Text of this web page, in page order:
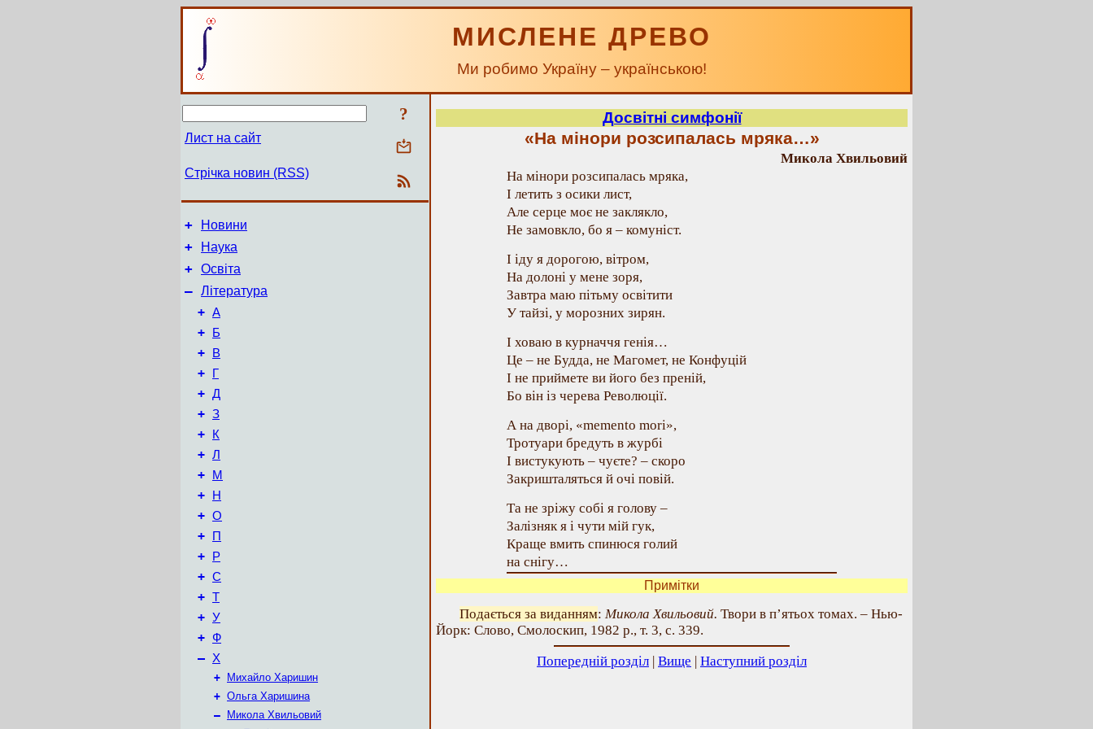
МИСЛЕНЕ ДРЕВО
Ми робимо Україну – українською!
?
Лист на сайт
Стрічка новин (RSS)
+ Новини
+ Наука
+ Освіта
– Література
+ А
+ Б
+ В
+ Г
+ Д
+ З
+ К
+ Л
+ М
+ Н
+ О
+ П
+ Р
+ С
+ Т
+ У
+ Ф
– Х
+
Михайло Харишин
+ Ольга Харишина
–
Микола Хвильовий
Досвітні симфонії
«На мінори розсипалась мряка…»
Микола Хвильовий
На мінори розсипалась мряка,
І летить з осики лист,
Але серце моє не заклякло,
Не замовкло, бо я – комуніст.
І іду я дорогою, вітром,
На долоні у мене зоря,
Завтра маю пітьму освітити
У тайзі, у морозних зирян.
І ховаю в курначчя генія…
Це – не Будда, не Магомет, не Конфуцій
І не приймете ви його без преній,
Бо він із черева Революції.
А на дворі, «memento mori»,
Тротуари бредуть в журбі
І вистукують – чуєте? – скоро
Закришталяться й очі повій.
Та не зріжу собі я голову –
Залізняк я і чути мій гук,
Краще вмить спинюся голий
на снігу…
Примітки
Подається за виданням: Микола Хвильовий. Твори в п’ятьох томах. – Нью-
Йорк: Слово, Смолоскип, 1982 р., т. 3, с. 339.
Попередній розділ | Вище | Наступний розділ